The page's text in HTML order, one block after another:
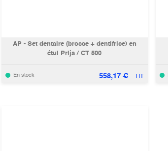
AP - Set dentaire (brosse + dentifrice) en
étui Prija / CT 500
En stock 558,17€ HT